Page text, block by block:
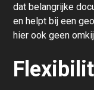
dat belangrijke
en helpt bij een
hier ook geen